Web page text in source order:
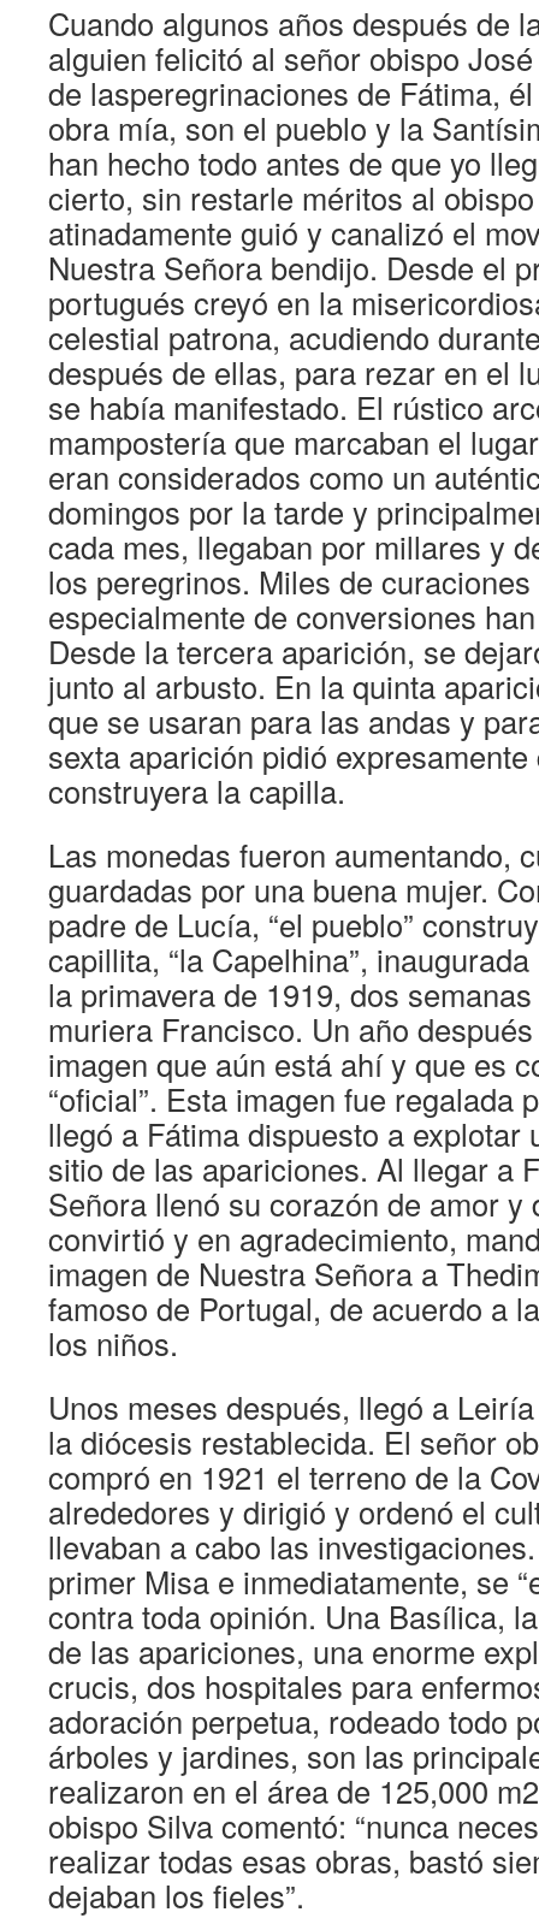
Cuando algunos años después de
alguien felicitó al señor obispo
de lasperegrinaciones de Fátima,
obra mía, son el pueblo y la
han hecho todo antes de que yo
cierto, sin restarle méritos al
atinadamente guió y canalizó el
Nuestra Señora bendijo. Desde el
portugués creyó en la
celestial patrona, acudiendo
después de ellas, para rezar en el
se había manifestado. El rústico
mampostería que marcaban el
eran considerados como un
domingos por la tarde y
cada mes, llegaban por millares y
los peregrinos. Miles de
especialmente de conversiones
Desde la tercera aparición, se
junto al arbusto. En la quinta
que se usaran para las andas y
sexta aparición pidió
construyera la capilla.
Las monedas fueron aumentando,
guardadas por una buena mujer.
padre de Lucía, “el pueblo”
capillita, “la Capelhina”,
la primavera de 1919, dos
muriera Francisco. Un año
imagen que aún está ahí y que es
“oficial”. Esta imagen fue regalada
llegó a Fátima dispuesto a explotar
sitio de las apariciones. Al llegar a
Señora llenó su corazón de amor y
convirtió y en agradecimiento,
imagen de Nuestra Señora a
famoso de Portugal, de acuerdo a
los niños.
Unos meses después, llegó a
la diócesis restablecida. El señor
compró en 1921 el terreno de la
alrededores y dirigió y ordenó el
llevaban a cabo las
primer Misa e inmediatamente, se
contra toda opinión. Una Basílica,
de las apariciones, una enorme
crucis, dos hospitales para
adoración perpetua, rodeado todo
árboles y jardines, son las
realizaron en el área de 125,000
obispo Silva comentó: “nunca
realizar todas esas obras, bastó
dejaban los fieles”.